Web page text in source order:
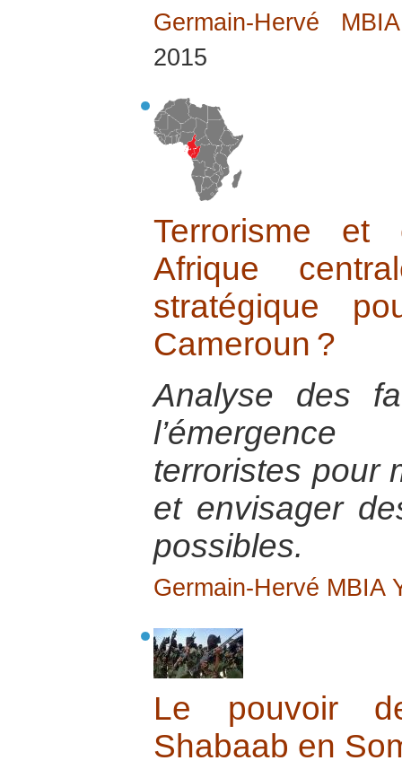
Germain-Hervé
2015
Terrorisme et
Afrique
stratégique
Cameroun ?
Analyse des
terroristes pour
et envisager
possibles.
Germain-Hervé MBIA
Le pouvoir
Shabaab en